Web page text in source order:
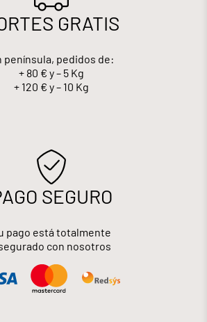
GRATIS
península, pedidos de:
+ 80 € y – 5 Kg
+ 120 € y – 10 Kg
SEGURO
pago está totalmente
con nosotros